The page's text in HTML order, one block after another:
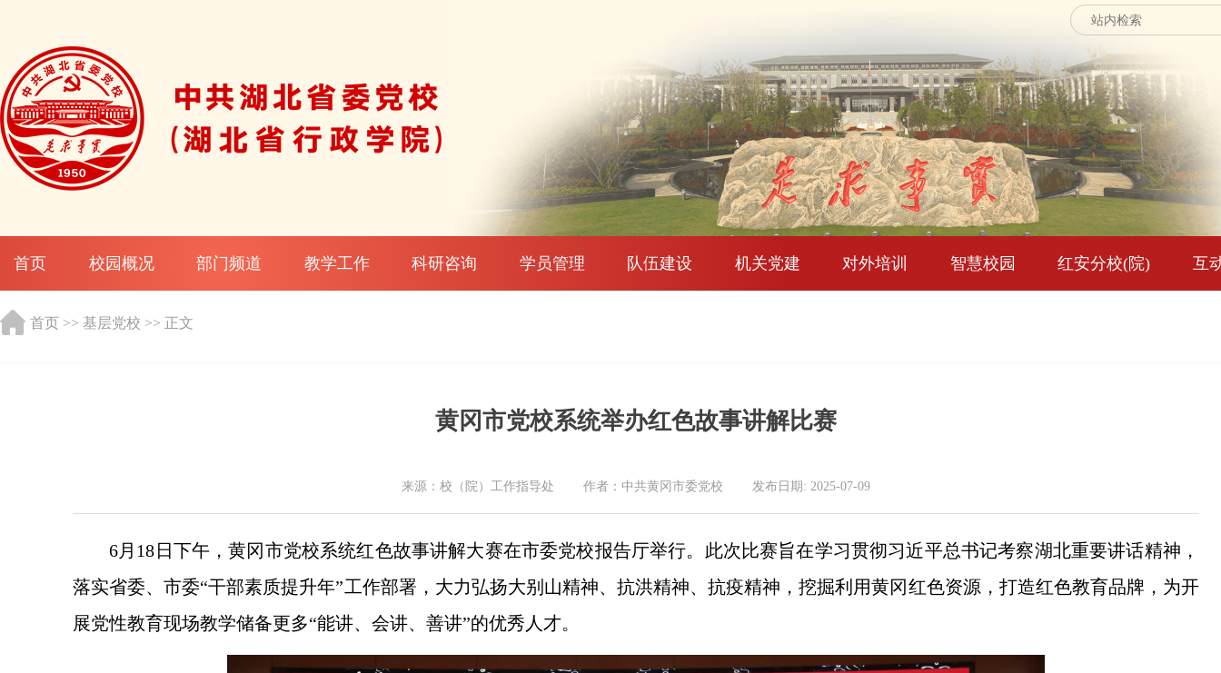
首页 校园概况 部门频道 教学工作 科研咨询 学员管理 队伍建设 机关党建 对外培训 智慧校园 红安分校(院) 互
首页 >> 基层党校 >> 正文
黄冈市党校系统举办红色故事讲解比赛
来源：校（院）工作指导处 作者：中共黄冈市委党校 发布日期: 2025-07-09
6月18日下午，黄冈市党校系统红色故事讲解大赛在市委党校报告厅举行。此次比赛旨在学习贯彻习近平总书记考察湖北重要讲话精神，
落实省委、市委“干部素质提升年”工作部署，大力弘扬大别山精神、抗洪精神、抗疫精神，挖掘利用黄冈红色资源，打造红色教育品牌，为开
展党性教育现场教学储备更多“能讲、会讲、善讲”的优秀人才。